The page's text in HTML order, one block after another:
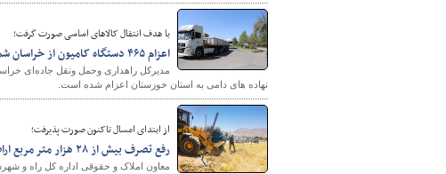
با هدف انتقال کالاهای اساسی صورت گرفت؛
اعزام ۴۶۵ دستگاه کامیون از خراسان شمالی به بندر امام خمینی (ره)
نهاده های دامی به استان خوزستان اعزام شده است.
از ابتدای امسال تاکنون صورت پذیرفت؛
رفع تصرف بیش از ۲۸ هزار متر مربع اراضی دولتی در هفشجان